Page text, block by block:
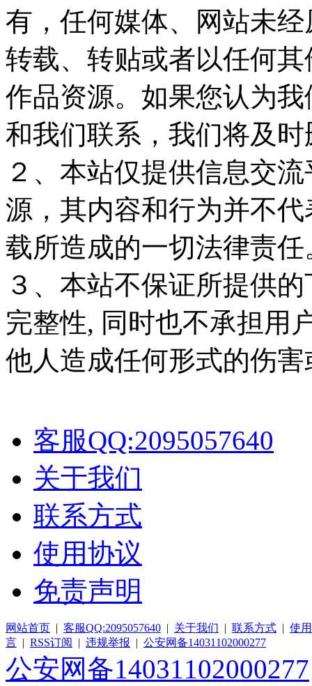
有，任何媒体、网站未
转载、转贴或者以任何
作品资源。如果您认为
和我们联系，我们将及时
２、本站仅提供信息交
源，其内容和行为并不
载所造成的一切法律责任
３、本站不保证所提供
完整性, 同时也不承担用
他人造成任何形式的伤
客服QQ:2095057640
关于我们
联系方式
使用协议
免责声明
网站首页 | 客服QQ:2095057640 | 关于我们 | 联系方式 | 使
言 | RSS订阅 | 违规举报 | 公安网备14031102000277
公安网备14031102000277